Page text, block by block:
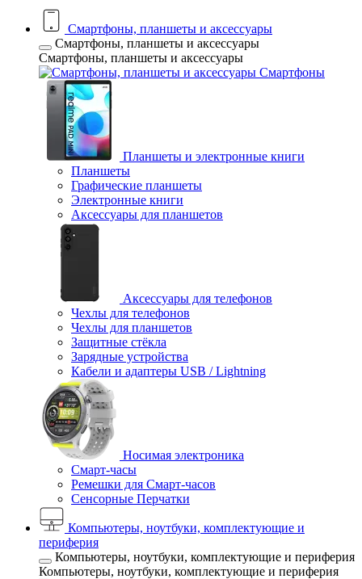
Смартфоны, планшеты и аксессуары
Смартфоны, планшеты и аксессуары
Смартфоны, планшеты и аксессуары
Смартфоны
Планшеты и электронные книги
Планшеты
Графические планшеты
Электронные книги
Аксессуары для планшетов
Аксессуары для телефонов
Чехлы для телефонов
Чехлы для планшетов
Защитные стёкла
Зарядные устройства
Кабели и адаптеры USB / Lightning
Носимая электроника
Смарт-часы
Ремешки для Смарт-часов
Сенсорные Перчатки
Компьютеры, ноутбуки, комплектующие и
периферия
Компьютеры, ноутбуки, комплектующие и периферия
Компьютеры, ноутбуки, комплектующие и периферия